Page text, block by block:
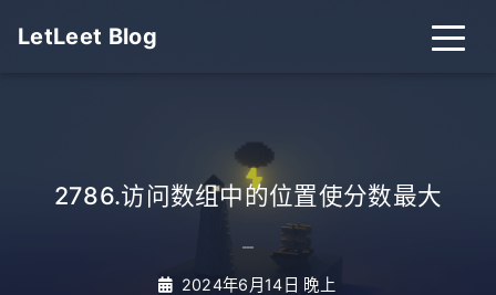
LetLeet Blog
2786.访问数组中的位置使分数最大
2024年6月14日 晚上